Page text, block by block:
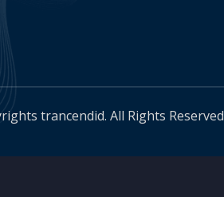
trancendid. All Rights Reserved